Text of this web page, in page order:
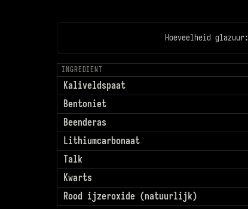
Hoeveelheid glazuur:
INGREDIENT
Kaliveldspaat
Bentoniet
Beenderas
Lithiumcarbonaat
Talk
Kwarts
Rood ijzeroxide (natuurlijk)